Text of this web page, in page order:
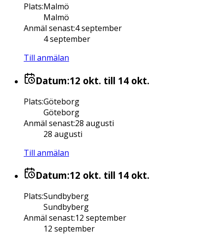
Plats:Malmö
Malmö
Anmäl senast:4 september
4 september
Till anmälan
Datum:12 okt. till 14 okt.
Plats:Göteborg
Göteborg
Anmäl senast:28 augusti
28 augusti
Till anmälan
Datum:12 okt. till 14 okt.
Plats:Sundbyberg
Sundbyberg
Anmäl senast:12 september
12 september